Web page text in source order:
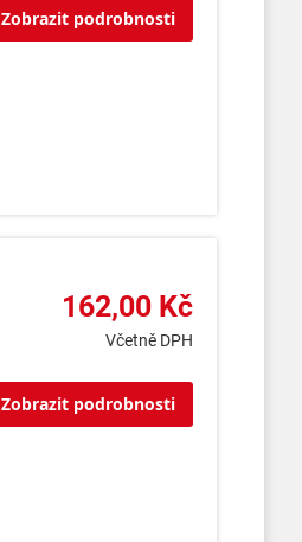
Zobrazit podrobnosti
162,00 Kč
Včetně DPH
Zobrazit podrobnosti